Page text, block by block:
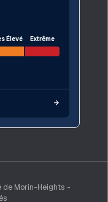
Élevé Extrême
Morin-Heights -